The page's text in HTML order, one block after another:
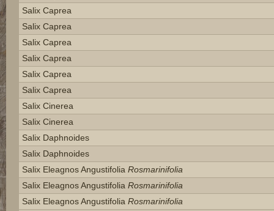
Salix Caprea
Salix Caprea
Salix Caprea
Salix Caprea
Salix Caprea
Salix Caprea
Salix Cinerea
Salix Cinerea
Salix Daphnoides
Salix Daphnoides
Salix Eleagnos Angustifolia Rosmarinifolia
Salix Eleagnos Angustifolia Rosmarinifolia
Salix Eleagnos Angustifolia Rosmarinifolia